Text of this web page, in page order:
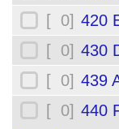
[ 0] 420
[ 0] 430
[ 0] 439
[ 0] 440